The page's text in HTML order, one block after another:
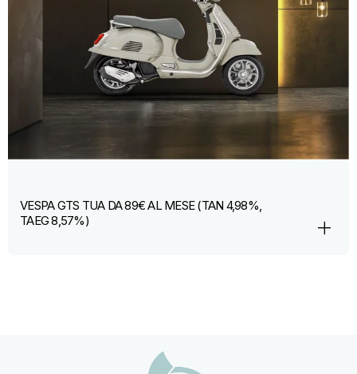
VESPA GTS TUA DA 89€ AL MESE (TAN 4,98%,
TAEG 8,57%)